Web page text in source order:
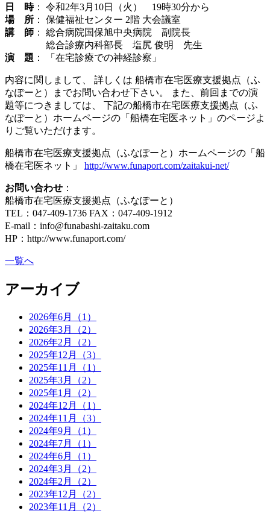
日 時： 令和2年3月10日（火） 19時30分から
場 所 ： 保健福祉センター 2階 大会議室
講 師 ： 総合病院国保旭中央病院 副院長
総合診療内科部長 塩尻 俊明 先生
演 題 ： 「在宅診療での神経診察」
内容に関しまして、 詳しくは 船橋市在宅医療支援拠点（ふ
なぽーと）までお問い合わせ下さい。 また、前回までの演
題等につきましては、 下記の船橋市在宅医療支援拠点（ふ
なぽーと）ホームページの「船橋在宅医ネット」のページよ
りご覧いただけます。
船橋市在宅医療支援拠点（ふなぽーと）ホームページの「船
橋在宅医ネット」 http://www.funaport.com/zaitakui-net/
お問い合わせ ：
船橋市在宅医療支援拠点（ふなぽーと）
TEL：047-409-1736 FAX：047-409-1912
E-mail：info@funabashi-zaitaku.com
HP：http://www.funaport.com/
一覧へ
アーカイブ
2026年6月（1）
2026年3月（2）
2026年2月（2）
2025年12月（3）
2025年11月（1）
2025年3月（2）
2025年1月（2）
2024年12月（1）
2024年11月（3）
2024年9月（1）
2024年7月（1）
2024年6月（1）
2024年3月（2）
2024年2月（2）
2023年12月（2）
2023年11月（2）